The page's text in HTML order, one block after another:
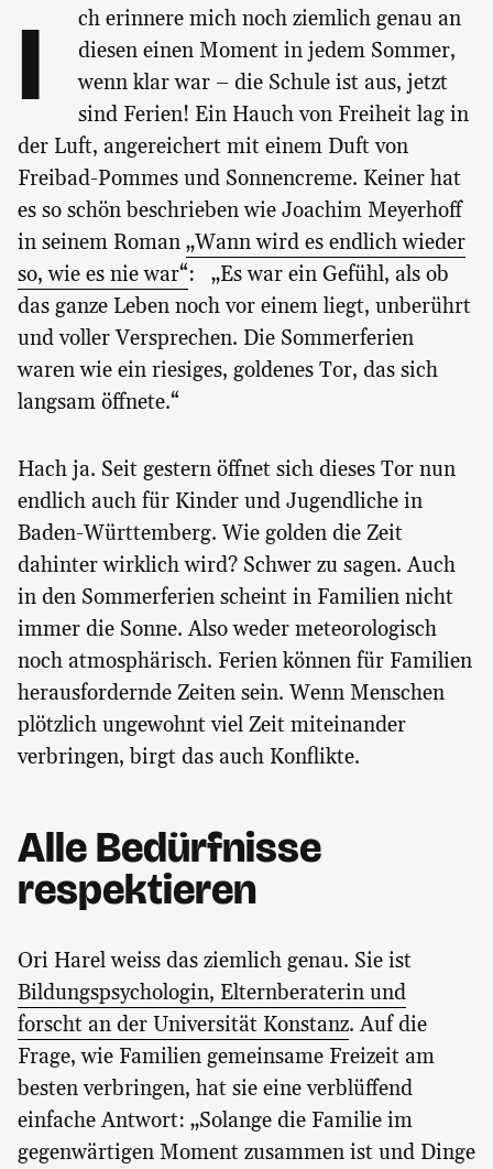
I
ch erinnere mich noch ziemlich genau an
diesen einen Moment in jedem Sommer,
wenn klar war – die Schule ist aus, jetzt
sind Ferien! Ein Hauch von Freiheit lag in
der Luft, angereichert mit einem Duft von
Freibad-Pommes und Sonnencreme. Keiner hat
es so schön beschrieben wie Joachim Meyerhoff
in seinem Roman „Wann wird es endlich wieder
so, wie es nie war“: „Es war ein Gefühl, als ob
das ganze Leben noch vor einem liegt, unberührt
und voller Versprechen. Die Sommerferien
waren wie ein riesiges, goldenes Tor, das sich
langsam öffnete.“
Hach ja. Seit gestern öffnet sich dieses Tor nun
endlich auch für Kinder und Jugendliche in
Baden-Württemberg. Wie golden die Zeit
dahinter wirklich wird? Schwer zu sagen. Auch
in den Sommerferien scheint in Familien nicht
immer die Sonne. Also weder meteorologisch
noch atmosphärisch. Ferien können für Familien
herausfordernde Zeiten sein. Wenn Menschen
plötzlich ungewohnt viel Zeit miteinander
verbringen, birgt das auch Konflikte.
Alle Bedürfnisse
respektieren
Ori Harel weiss das ziemlich genau. Sie ist
Bildungspsychologin, Elternberaterin und
forscht an der Universität Konstanz. Auf die
Frage, wie Familien gemeinsame Freizeit am
besten verbringen, hat sie eine verblüffend
einfache Antwort: „Solange die Familie im
gegenwärtigen Moment zusammen ist und Dinge